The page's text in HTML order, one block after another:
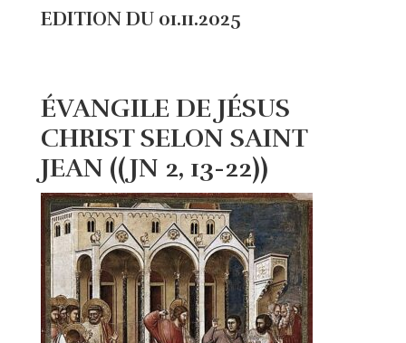
EDITION DU 01.11.2025
ÉVANGILE DE JÉSUS
CHRIST SELON SAINT
JEAN ((JN 2, 13-22))